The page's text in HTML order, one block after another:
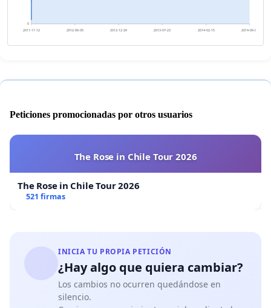
0
2011-11-12 2012-06-05 2012-12-29 2013-07-23 2014-02-15 2014-09-09
Peticiones promocionadas por otros usuarios
The Rose in Chile Tour 2026
The Rose in Chile Tour 2026
521 firmas
INICIA TU PROPIA PETICIÓN
¿Hay algo que quiera cambiar?
Los cambios no ocurren quedándose en
silencio.